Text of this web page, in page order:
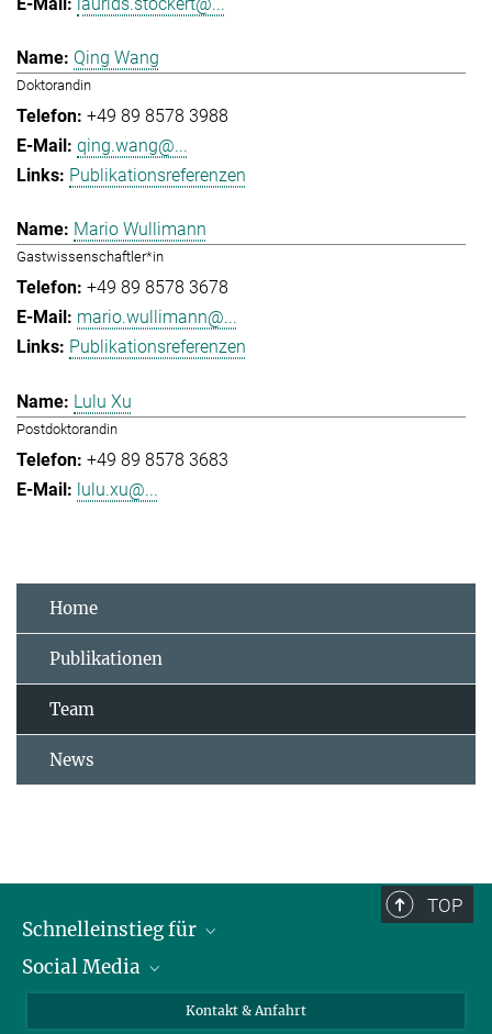
Qing Wang
Doktorandin
+49 89 8578 3988
qing.wang@...
Publikationsreferenzen
Mario Wullimann
Gastwissenschaftler*in
+49 89 8578 3678
mario.wullimann@...
Publikationsreferenzen
Lulu Xu
Postdoktorandin
+49 89 8578 3683
lulu.xu@...
Home
Publikationen
Team
News
TOP
Schnelleinstieg für
Journalist*innen
Social Media
Kontakt & Anfahrt